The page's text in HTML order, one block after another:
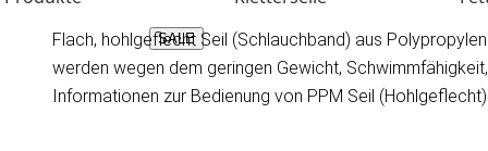
SALE
Flach, hohlgeflecht Seil (Schlauchband) aus
werden wegen dem geringen Gewicht,
Informationen zur Bedienung von PPM Seil